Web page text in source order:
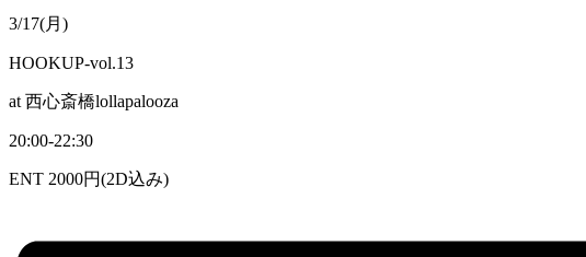
3/17(月)
HOOKUP-vol.13
at 西心斎橋lollapalooza
20:00-22:30
ENT 2000円(2D込み)